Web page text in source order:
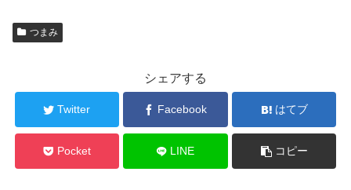
つまみ
シェアする
Twitter Facebook はてブ
Pocket LINE コピー